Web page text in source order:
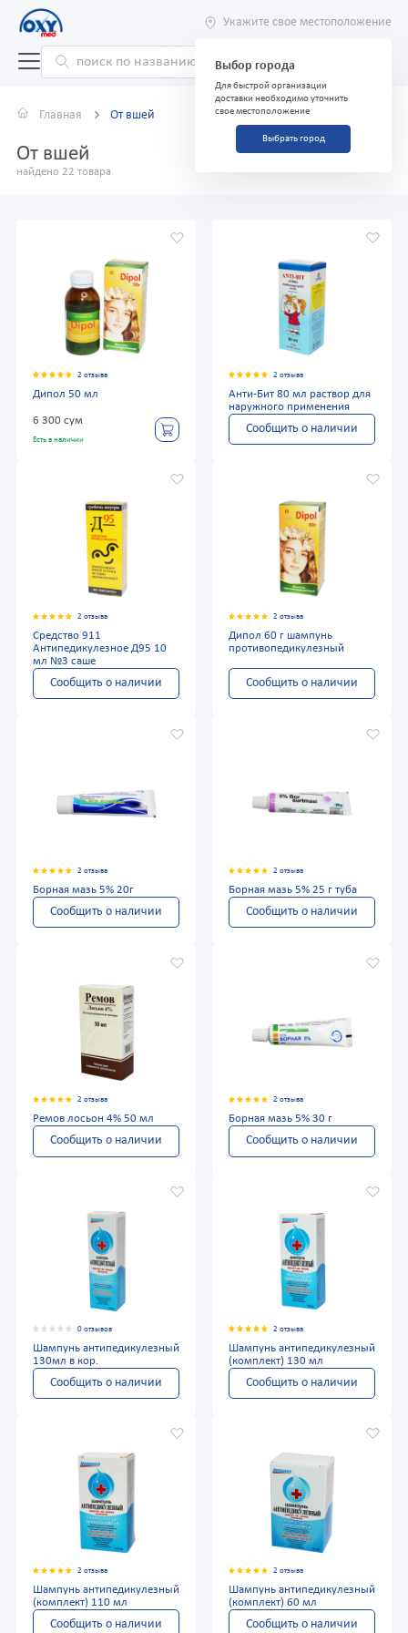
Укажите свое местоположение
Выбор города
Для быстрой организации
доставки необходимо уточнить
свое местоположение
Выбрать город
Главная От вшей
От вшей
найдено 22 товара
2 отзыва
Дипол 50 мл
6 300 сум
Есть в наличии
2 отзыва
Анти-Бит 80 мл раствор для
наружного применения
Сообщить о наличии
2 отзыва
Средство 911
Антипедикулезное Д95 10
мл №3 саше
Сообщить о наличии
2 отзыва
Дипол 60 г шампунь
противопедикулезный
Сообщить о наличии
2 отзыва
Борная мазь 5% 20г
Сообщить о наличии
2 отзыва
Борная мазь 5% 25 г туба
Сообщить о наличии
2 отзыва
Ремов лосьон 4% 50 мл
Сообщить о наличии
2 отзыва
Борная мазь 5% 30 г
Сообщить о наличии
0 отзывов
Шампунь антипедикулезный
130мл в кор.
Сообщить о наличии
2 отзыва
Шампунь антипедикулезный
(комплект) 130 мл
Сообщить о наличии
2 отзыва
Шампунь антипедикулезный
(комплект) 110 мл
Сообщить о наличии
2 отзыва
Шампунь антипедикулезный
(комплект) 60 мл
Сообщить о наличии